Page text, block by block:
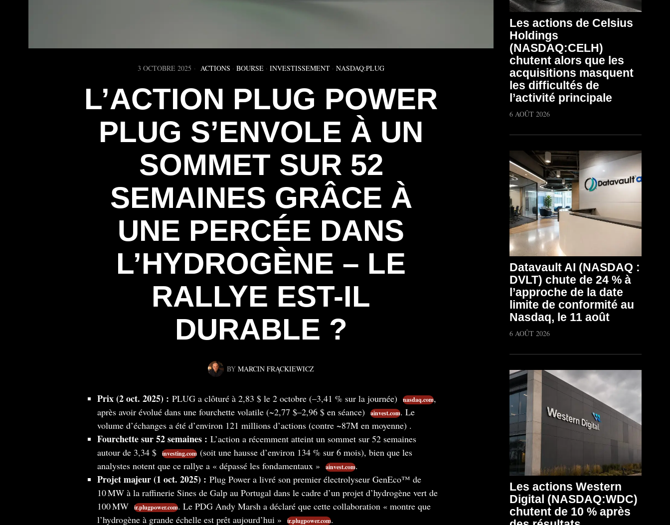
3 OCTOBRE 2025 ACTIONS · BOURSE · INVESTISSEMENT · NASDAQ:PLUG
L’ACTION PLUG POWER
PLUG S’ENVOLE À UN
SOMMET SUR 52
SEMAINES GRÂCE À
UNE PERCÉE DANS
L’HYDROGÈNE – LE
RALLYE EST-IL
DURABLE ?
BY MARCIN FRĄCKIEWICZ
Prix (2 oct. 2025) : PLUG a clôturé à 2,83 $ le 2 octobre (–3,41 % sur la journée) nasdaq.com,
après avoir évolué dans une fourchette volatile (~2,77 $–2,96 $ en séance)
ainvest.com. Le
volume d’échanges a été d’environ 121 millions d’actions (contre ~87M en moyenne) .
Fourchette sur 52 semaines : L’action a récemment atteint un sommet sur 52 semaines
autour de 3,34 $
investing.com (soit une hausse d’environ 134 % sur 6 mois), bien que les
analystes notent que ce rallye a « dépassé les fondamentaux »
ainvest.com.
Projet majeur (1 oct. 2025) : Plug Power a livré son premier électrolyseur GenEco™ de
10 MW à la raffinerie Sines de Galp au Portugal dans le cadre d’un projet d’hydrogène vert de
100 MW
ir.plugpower.com. Le PDG Andy Marsh a déclaré que cette collaboration « montre que
l’hydrogène à grande échelle est prêt aujourd’hui »
ir.plugpower.com.
Les actions de Celsius
Holdings
(NASDAQ:CELH)
chutent alors que les
acquisitions masquent
les difficultés de
l’activité principale
6 AOÛT 2026
Datavault AI (NASDAQ :
DVLT) chute de 24 % à
l’approche de la date
limite de conformité au
Nasdaq, le 11 août
6 AOÛT 2026
Les actions Western
Digital (NASDAQ:WDC)
chutent de 10 % après